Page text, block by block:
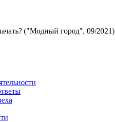
("Модный город", 09/2021)